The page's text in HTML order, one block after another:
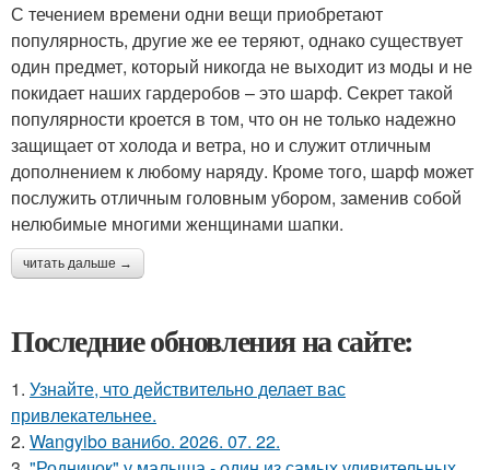
С течением времени одни вещи приобретают
популярность, другие же ее теряют, однако существует
один предмет, который никогда не выходит из моды и не
покидает наших гардеробов – это шарф. Секрет такой
популярности кроется в том, что он не только надежно
защищает от холода и ветра, но и служит отличным
дополнением к любому наряду. Кроме того, шарф может
послужить отличным головным убором, заменив собой
нелюбимые многими женщинами шапки.
читать дальше →
Последние обновления на сайте:
1. Узнайте, что действительно делает вас
привлекательнее.
2. Wangyibo ванибо. 2026. 07. 22.